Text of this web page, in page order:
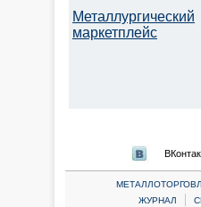
Металлургический
маркетплейс
ЖУРНАЛ
|